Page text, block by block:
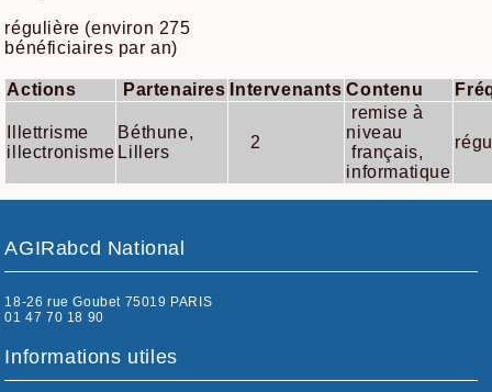
régulière (environ 275
bénéficiaires par an)
Actions Partenaires Intervenants Contenu
Illettrisme
illectronisme
Béthune,
Lillers
2
remise à
niveau
français,
informatique
AGIRabcd National
18-26 rue Goubet 75019 PARIS
01 47 70 18 90
Informations utiles